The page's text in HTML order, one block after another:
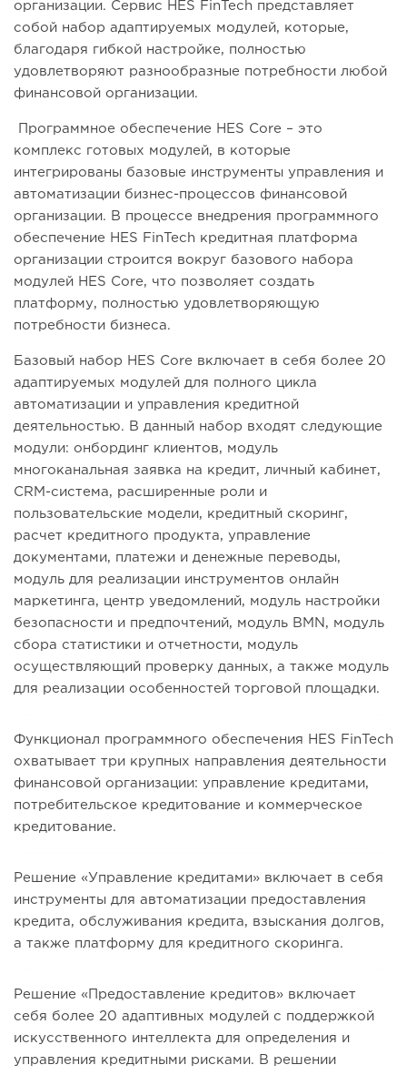
организации. Сервис HES FinTech представляет
собой набор адаптируемых модулей, которые,
благодаря гибкой настройке, полностью
удовлетворяют разнообразные потребности любой
финансовой организации.
Программное обеспечение HES Core – это
комплекс готовых модулей, в которые
интегрированы базовые инструменты управления и
автоматизации бизнес-процессов финансовой
организации. В процессе внедрения программного
обеспечение HES FinTech кредитная платформа
организации строится вокруг базового набора
модулей HES Core, что позволяет создать
платформу, полностью удовлетворяющую
потребности бизнеса.
Базовый набор HES Core включает в себя более 20
адаптируемых модулей для полного цикла
автоматизации и управления кредитной
деятельностью. В данный набор входят следующие
модули: онбординг клиентов, модуль
многоканальная заявка на кредит, личный кабинет,
CRM-система, расширенные роли и
пользовательские модели, кредитный скоринг,
расчет кредитного продукта, управление
документами, платежи и денежные переводы,
модуль для реализации инструментов онлайн
маркетинга, центр уведомлений, модуль настройки
безопасности и предпочтений, модуль BMN, модуль
сбора статистики и отчетности, модуль
осуществляющий проверку данных, а также модуль
для реализации особенностей торговой площадки.
Функционал программного обеспечения HES FinTech
охватывает три крупных направления деятельности
финансовой организации: управление кредитами,
потребительское кредитование и коммерческое
кредитование.
Решение «Управление кредитами» включает в себя
инструменты для автоматизации предоставления
кредита, обслуживания кредита, взыскания долгов,
а также платформу для кредитного скоринга.
Решение «Предоставление кредитов» включает
себя более 20 адаптивных модулей с поддержкой
искусственного интеллекта для определения и
управления кредитными рисками. В решении